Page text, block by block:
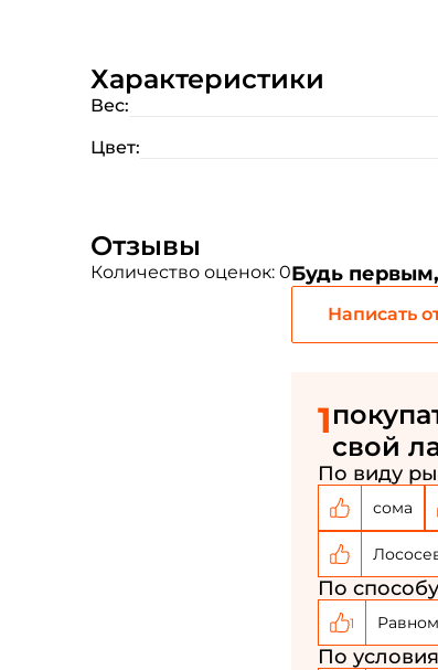
Характеристики
Вес:
Цвет:
Отзывы
Количество оценок: 0Будь
Написать
1
свой
По виду
сома
По
1
По